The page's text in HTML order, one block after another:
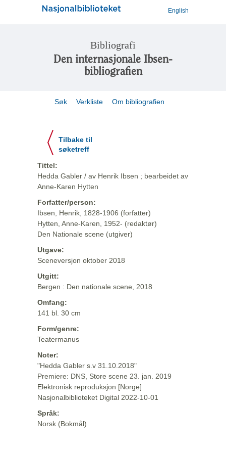
English
Bibliografi
Den internasjonale Ibsen-
bibliografien
Søk Verkliste Om bibliografien
Tilbake til
søketreff
Tittel:
Hedda Gabler / av Henrik Ibsen ; bearbeidet av
Anne-Karen Hytten
Forfatter/person:
Ibsen, Henrik, 1828-1906 (forfatter)
Hytten, Anne-Karen, 1952- (redaktør)
Den Nationale scene (utgiver)
Utgave:
Sceneversjon oktober 2018
Utgitt:
Bergen : Den nationale scene, 2018
Omfang:
141 bl. 30 cm
Form/genre:
Teatermanus
Noter:
"Hedda Gabler s.v 31.10.2018"
Premiere: DNS, Store scene 23. jan. 2019
Elektronisk reproduksjon [Norge]
Nasjonalbiblioteket Digital 2022-10-01
Språk:
Norsk (Bokmål)